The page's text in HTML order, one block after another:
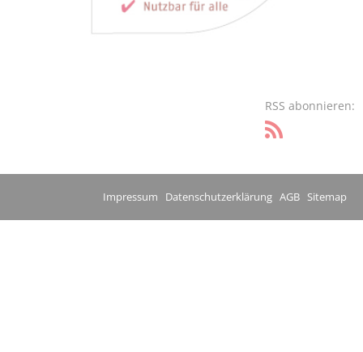
RSS abonnieren:
Impressum Datenschutzerklärung AGB Sitemap